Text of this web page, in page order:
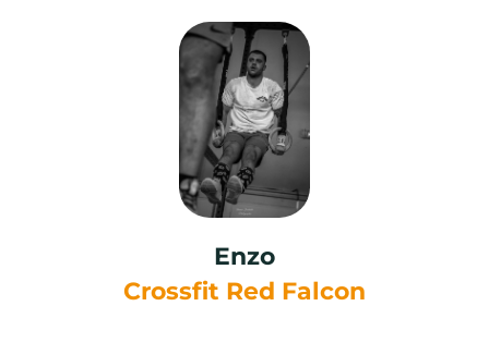
Enzo
Crossfit Red Falcon